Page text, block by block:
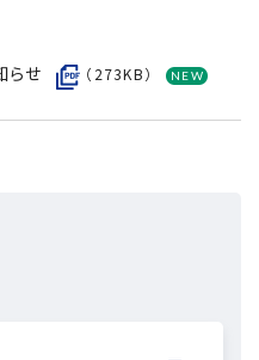
らせ （273KB）